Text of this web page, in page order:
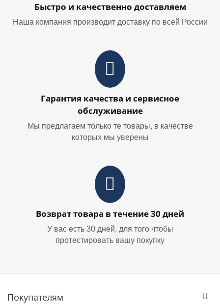
Быстро и качественно доставляем
Наша компания производит доставку по всей России
Гарантия качества и сервисное
обслуживание
Мы предлагаем только те товары, в качестве
которых мы уверены
Возврат товара в течение 30 дней
У вас есть 30 дней, для того чтобы
протестировать вашу покупку
Покупателям